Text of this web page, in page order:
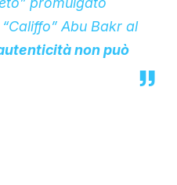
Abu Bakr al
non può